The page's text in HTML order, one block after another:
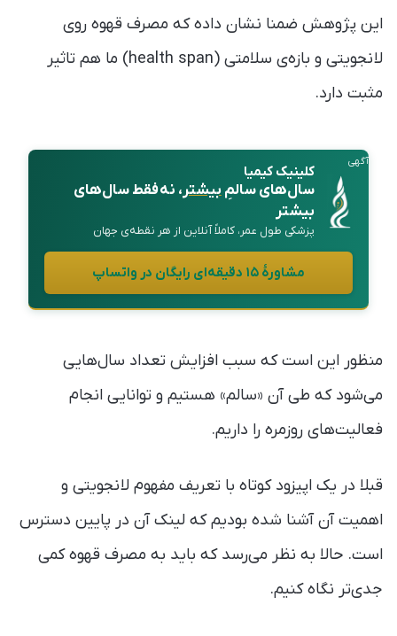
این پژوهش ضمنا نشان داده که مصرف قهوه روی
لانجویتی و بازه‌ی سلامتی (health span) ما هم تاثیر
مثبت دارد.
آگهی
کلینیک کیمیا
سال‌های سالمِبیشتر، نه فقط سال‌های
بیشتر
پزشکی طول عمر، کاملاً آنلاین از هر نقطه‌ی جهان
مشاورهٔ ۱۵ دقیقه‌ای رایگان در واتساپ
منظور این است که سبب افزایش تعداد سال‌هایی
می‌شود که طی آن «سالم» هستیم و توانایی انجام
فعالیت‌های روزمره را داریم.
قبلا در یک اپیزود کوتاه با تعریف مفهوم لانجویتی و
اهمیت آن آشنا شده بودیم که لینک آن در پایین دسترس
است. حالا به نظر می‌رسد که باید به مصرف قهوه کمی
جدی‌تر نگاه کنیم.